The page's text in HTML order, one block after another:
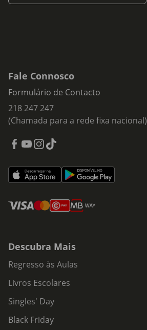
Fale Connosco
Formulário de Contacto
218 247 247
(Chamada para a rede fixa nacional)
Descubra Mais
Regresso às Aulas
Livros Escolares
Singles' Day
Black Friday